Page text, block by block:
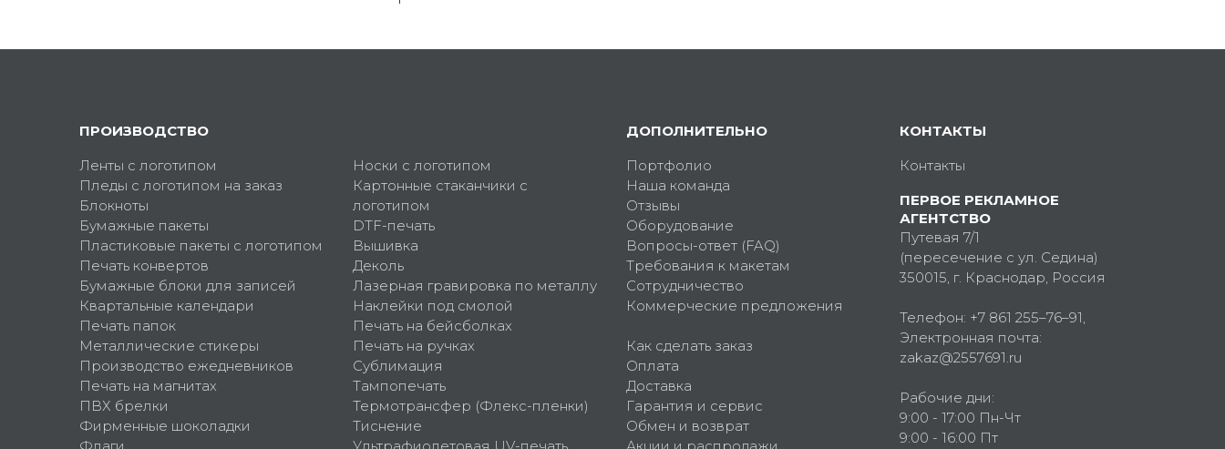
ПРОИЗВОДСТВО
Ленты с логотипом
Пледы с логотипом на заказ
Блокноты
Бумажные пакеты
Пластиковые пакеты с логотипом
Печать конвертов
Бумажные блоки для записей
Квартальные календари
Печать папок
Металлические стикеры
Производство ежедневников
Печать на магнитах
ПВХ брелки
Фирменные шоколадки
Носки с логотипом
Картонные стаканчики с
логотипом
DTF-печать
Вышивка
Деколь
Лазерная гравировка по металлу
Наклейки под смолой
Печать на бейсболках
Печать на ручках
Сублимация
Тампопечать
Термотрансфер (Флекс-пленки)
Тиснение
ДОПОЛНИТЕЛЬНО
Портфолио
Наша команда
Отзывы
Оборудование
Вопросы-ответ (FAQ)
Требования к макетам
Сотрудничество
Коммерческие предложения
Как сделать заказ
Оплата
Доставка
Гарантия и сервис
Обмен и возврат
КОНТАКТЫ
Контакты
ПЕРВОЕ РЕКЛАМНОЕ
АГЕНТСТВО
Путевая 7/1
(пересечение с ул. Седина)
350015, г. Краснодар, Россия
Телефон: +7 861 255–76–91,
Электронная почта:
zakaz@2557691.ru
Рабочие дни:
9:00 - 17:00 Пн-Чт
9:00 - 16:00 Пт